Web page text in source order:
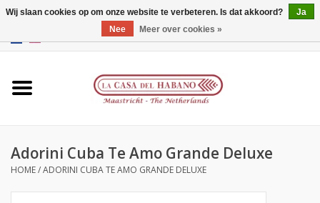
CNY/HKD
Humidors
Over ons
Adorini Cuba Te Amo Grande Deluxe
HOME/ADORINI CUBA TE AMO GRANDE DELUXE
Wij slaan cookies op om onze website te verbeteren. Is dat akkoord?
Ja
Nee
Meer over cookies »